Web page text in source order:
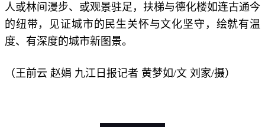
人或林间漫步、或观景驻足，扶梯与德化楼如连古通今
的纽带，见证城市的民生关怀与文化坚守，绘就有温
度、有深度的城市新图景。
（王前云 赵娟 九江日报记者 黄梦如/文 刘家/摄）